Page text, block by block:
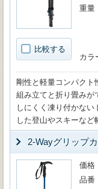
比較する
重量
カラ
剛性と軽量コンパク
組み立てと折り畳みが
しにくく凍り付かな
した登山やスキーなど
2-Wayグリップ
価格
品番